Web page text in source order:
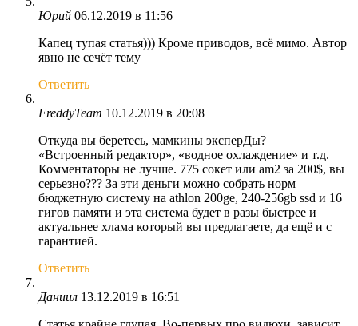
Юрий 06.12.2019 в 11:56
Капец тупая статья))) Кроме приводов, всё мимо. Автор
явно не сечёт тему
Ответить
FreddyTeam 10.12.2019 в 20:08
Откуда вы беретесь, мамкины эксперДы?
«Встроенный редактор», «водное охлаждение» и т.д.
Комментаторы не лучше. 775 сокет или am2 за 200$, вы
серьезно??? За эти деньги можно собрать норм
бюджетную систему на athlon 200ge, 240-256gb ssd и 16
гигов памяти и эта система будет в разы быстрее и
актуальнее хлама который вы предлагаете, да ещё и с
гарантией.
Ответить
Даниил 13.12.2019 в 16:51